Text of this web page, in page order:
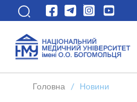
Головна / Новини